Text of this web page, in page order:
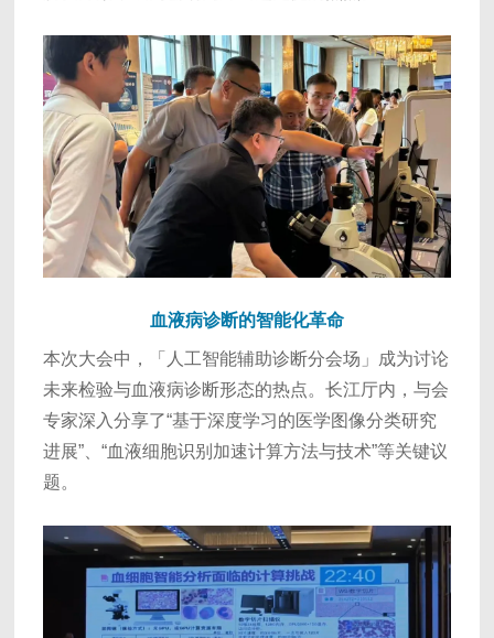
血液病诊断的智能化革命
本次大会中，「人工智能辅助诊断分会场」成为讨论
未来检验与血液病诊断形态的热点。长江厅内，与会
专家深入分享了“基于深度学习的医学图像分类研究
进展”、“血液细胞识别加速计算方法与技术”等关键议
题。